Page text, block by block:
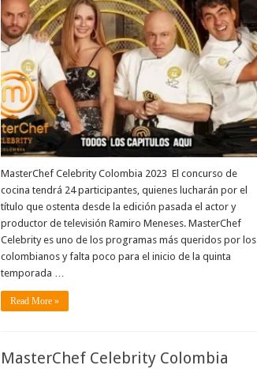
MasterChef Celebrity Colombia 2023 El concurso de
cocina tendrá 24 participantes, quienes lucharán por el
título que ostenta desde la edición pasada el actor y
productor de televisión Ramiro Meneses. MasterChef
Celebrity es uno de los programas más queridos por los
colombianos y falta poco para el inicio de la quinta
temporada …
Read More »
MasterChef Celebrity Colombia